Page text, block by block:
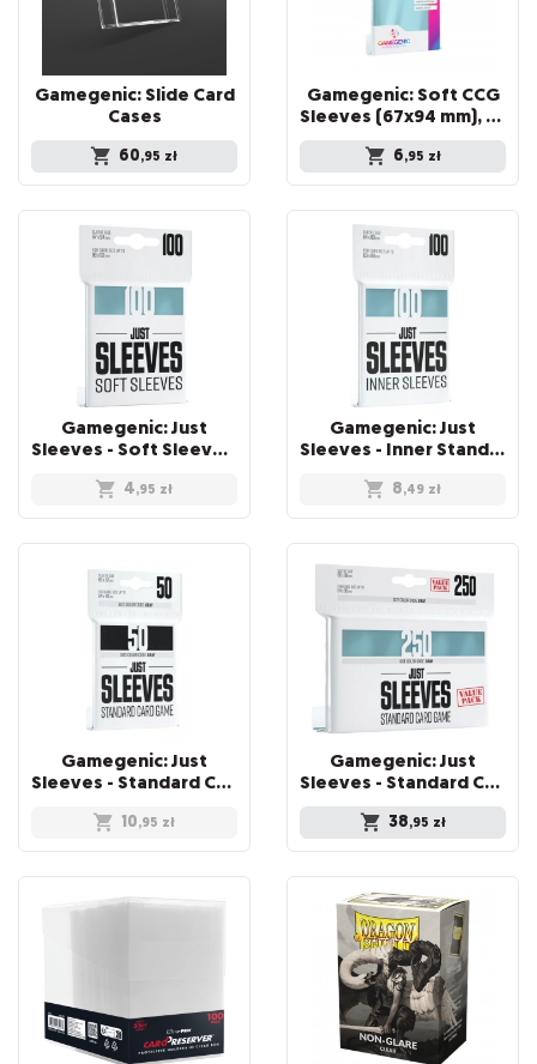
Gamegenic: Slide Card
Cases
60,95 zł
Gamegenic: Soft CCG
Sleeves (67x94 mm), 100 sztuk
6,95 zł
Gamegenic: Just
Sleeves - Soft Sleeves (67 x 94 mm) 100 sztuk, Clear
4,95 zł
Gamegenic: Just
Sleeves - Inner Standard Card Game Sleeves (64x89 mm), 100 sztuk
8,49 zł
Gamegenic: Just
Sleeves - Standard Card Game Sleeves (66x91 mm), Czarne, 50 sztuk
10,95 zł
Gamegenic: Just
Sleeves - Standard Card Game Sleeves (66x92 mm) - Value Pack, 250 sztuk
38,95 zł